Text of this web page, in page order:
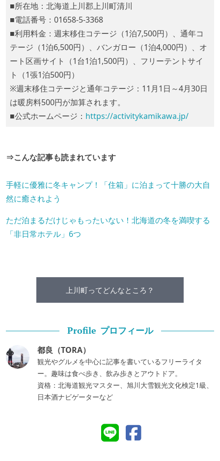
■所在地：北海道上川郡上川町清川
■電話番号：01658-5-3368
■利用料金：週末移住コテージ（1泊7,500円）、通年コ
テージ（1泊6,500円）、バンガロー（1泊4,000円）、オ
ート区画サイト（1台1泊1,500円）、フリーテントサイ
ト（1張1泊500円）
※週末移住コテージと通年コテージ：11月1日～4月30日
は暖房料500円が加算されます。
■公式ホームページ： https://activitykamikawa.jp/
⇒こんな記事も読まれています
手軽に優雅に冬キャンプ！「住箱」に泊まって十勝の大自
然に癒されよう
ただ泊まるだけじゃもったいない！北海道の冬を満喫する
「非日常ホテル」6つ
上川町ってどんなところ？
Profile プロフィール
都良（TORA）
観光やグルメを中心に記事を書いているフリーライタ
ー。趣味は食べ歩き、飲み歩きとアウトドア。
資格：北海道観光マスター、旭川大雪観光文化検定1級、
日本酒ナビゲーターなど